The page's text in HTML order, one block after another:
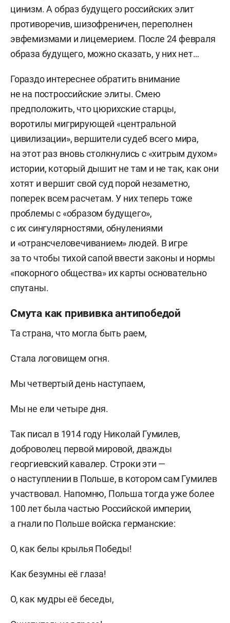
цинизм. А образ будущего российских элит
противоречив, шизофреничен, переполнен
эвфемизмами и лицемерием. После 24 февраля
образа будущего, можно сказать, у них нет…
Гораздо интереснее обратить внимание
не на построссийские элиты. Смею
предположить, что цюрихские старцы,
воротилы мигрирующей «центральной
цивилизации», вершители судеб всего мира,
на этот раз вновь столкнулись с «хитрым духом»
истории, который дышит не там и не так, как они
хотят и вершит свой суд порой незаметно,
поперек всем расчетам. У них теперь тоже
проблемы с «образом будущего»,
с их сингулярностями, обнулениями
и «отрансчеловечиванием» людей. В игре
за то чтобы тихой сапой ввести законы и нормы
«покорного общества» их карты основательно
спутаны.
Смута как прививка антипобедой
Та страна, что могла быть раем,
Стала логовищем огня.
Мы четвертый день наступаем,
Мы не ели четыре дня.
Так писал в 1914 году Николай Гумилев,
доброволец первой мировой, дважды
георгиевский кавалер. Строки эти —
о наступлении в Польше, в котором сам Гумилев
участвовал. Напомню, Польша тогда уже более
100 лет была частью Российской империи,
а гнали по Польше войска германские:
О, как белы крылья Победы!
Как безумны её глаза!
О, как мудры её беседы,